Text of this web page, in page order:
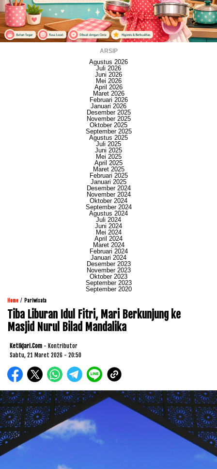
ARSIP
Agustus 2026
Juli 2026
Juni 2026
Mei 2026
April 2026
Maret 2026
Februari 2026
Januari 2026
Desember 2025
November 2025
Oktober 2025
September 2025
Agustus 2025
Juli 2025
Juni 2025
Mei 2025
April 2025
Maret 2025
Februari 2025
Januari 2025
Desember 2024
November 2024
Oktober 2024
September 2024
Agustus 2024
Juli 2024
Juni 2024
Mei 2024
April 2024
Maret 2024
Februari 2024
Januari 2024
Desember 2023
November 2023
Oktober 2023
September 2023
September 2020
Home / Pariwisata
Tiba Liburan Idul Fitri, Mari Berkunjung ke
Masjid Nurul Bilad Mandalika
Ketikjari.com - Kontributor
Sabtu, 21 Maret 2026 - 20:50